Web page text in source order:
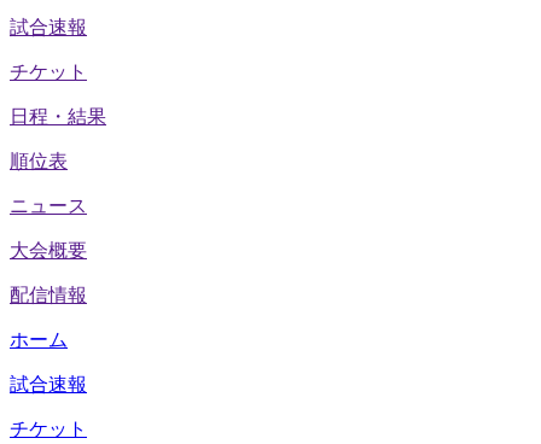
試合速報
チケット
日程・結果
順位表
ニュース
大会概要
配信情報
ホーム
試合速報
チケット